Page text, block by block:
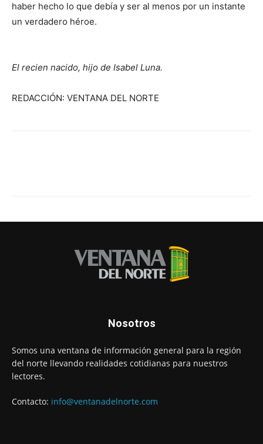
haber hecho lo que debía y ser al menos por un instante
un verdadero héroe.
El recien nacido, hijo de Isabel Luna.
REDACCIÓN: VENTANA DEL NORTE
Nosotros
Somos una ventana de información general para la región
del norte llevando realidades cotidianas para nuestros
lectores.
Contacto: info@ventanadelnorte.com